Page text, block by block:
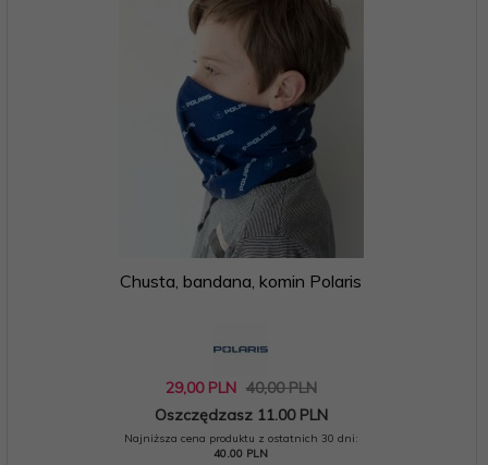
Chusta, bandana, komin Polaris
29,00 PLN 40,00 PLN
Oszczędzasz 11.00 PLN
Najniższa cena produktu z ostatnich 30 dni:
40.00 PLN